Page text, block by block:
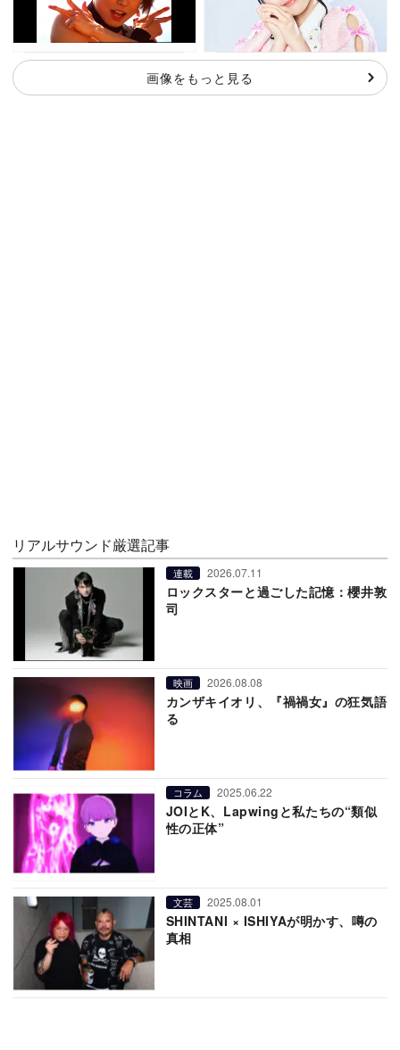
画像をもっと見る
リアルサウンド厳選記事
連載 2026.07.11
ロックスターと過ごした記憶：櫻井敦
司
映画 2026.08.08
カンザキイオリ、『禍禍女』の狂気語
る
コラム 2025.06.22
JOIとK、Lapwingと私たちの“類似
性の正体”
文芸 2025.08.01
SHINTANI × ISHIYAが明かす、噂の
真相